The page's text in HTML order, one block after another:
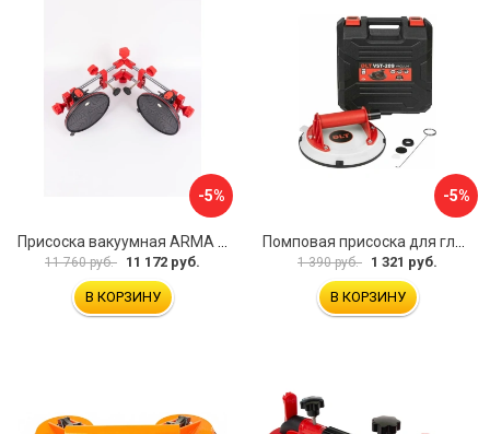
-5%
Присоска вакуумная ARMA P625A
11 760 руб. 11 172 руб.
В КОРЗИНУ
-5%
Помповая присоска для гладкой и шероховатой плитки DLT VST-209 1114
1 390 руб. 1 321 руб.
В КОРЗИНУ